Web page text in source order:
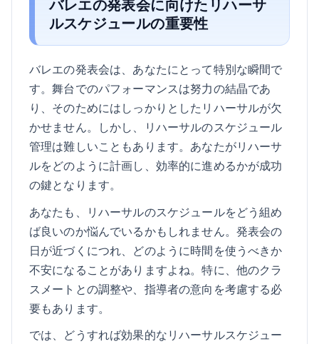
バレエの発表会に向けたリハーサ
ルスケジュールの重要性
バレエの発表会は、あなたにとって特別な瞬間で
す。舞台でのパフォーマンスは努力の結晶であ
り、そのためにはしっかりとしたリハーサルが欠
かせません。しかし、リハーサルのスケジュール
管理は難しいこともあります。あなたがリハーサ
ルをどのように計画し、効率的に進めるかが成功
の鍵となります。
あなたも、リハーサルのスケジュールをどう組め
ば良いのか悩んでいるかもしれません。発表会の
日が近づくにつれ、どのように時間を使うべきか
不安になることがありますよね。特に、他のクラ
スメートとの調整や、指導者の意向を考慮する必
要もあります。
では、どうすれば効果的なリハーサルスケジュー